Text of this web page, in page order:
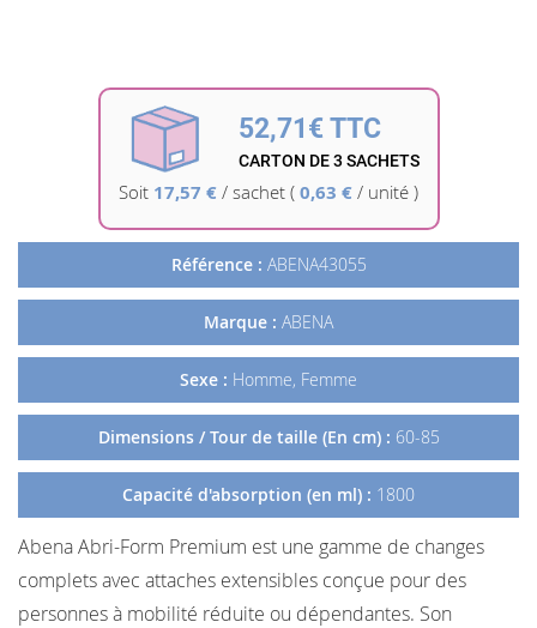
52,71€ TTC
CARTON DE 3 SACHETS
Soit 17,57 € / sachet ( 0,63 € / unité )
Référence : ABENA43055
Marque : ABENA
Sexe : Homme, Femme
Dimensions / Tour de taille (En cm) : 60-85
Capacité d'absorption (en ml) : 1800
Abena Abri-Form Premium est une gamme de changes
complets avec attaches extensibles conçue pour des
personnes à mobilité réduite ou dépendantes. Son